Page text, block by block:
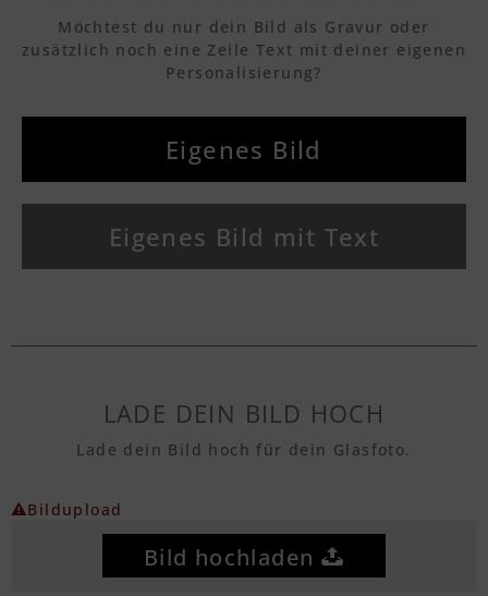
Möchtest du nur dein Bild als Gravur oder
zusätzlich noch eine Zeile Text mit deiner eigenen
Personalisierung?
Eigenes Bild
Eigenes Bild mit Text
LADE DEIN BILD HOCH
Lade dein Bild hoch für dein Glasfoto.
Bildupload
Bild hochladen